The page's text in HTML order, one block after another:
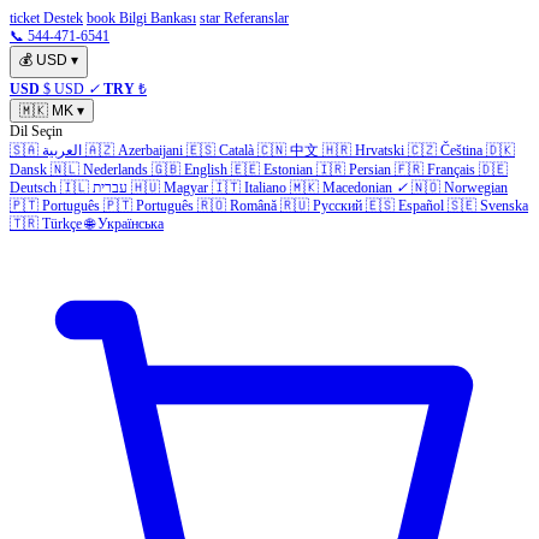
ticket Destek book Bilgi Bankası star Referanslar
📞 544-471-6541
💰 USD ▾
USD $ USD ✓ TRY ₺
🇲🇰 MK ▾
Dil Seçin
🇸🇦 العربية 🇦🇿 Azerbaijani 🇪🇸 Català 🇨🇳 中文 🇭🇷 Hrvatski 🇨🇿 Čeština 🇩🇰
Dansk 🇳🇱 Nederlands 🇬🇧 English 🇪🇪 Estonian 🇮🇷 Persian 🇫🇷 Français 🇩🇪
Deutsch 🇮🇱 עברית 🇭🇺 Magyar 🇮🇹 Italiano 🇲🇰 Macedonian ✓ 🇳🇴 Norwegian
🇵🇹 Português 🇵🇹 Português 🇷🇴 Română 🇷🇺 Русский 🇪🇸 Español 🇸🇪 Svenska
🇹🇷 Türkçe 🌐 Українська